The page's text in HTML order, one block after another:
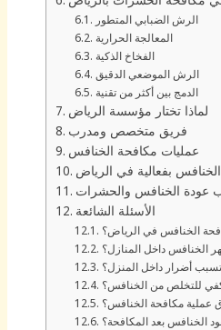
الرش الضبابي المتطور
المعالجة الحرارية
الفخاخ الذكية
الرش الموضعي الدقيق
الدمج بين أكثر من تقنية
لماذا تختار مؤسسة الرياض
فريق متخصص ومدرب
عودة الخنافس والحشرات
الأسئلة الشائعة
الخنافس في الرياض؟
الخنافس داخل المنازل؟
أضرار داخل المنزل؟
للتخلص من الخنافس؟
عملية مكافحة الخنافس؟
الخنافس بعد المكافحة؟